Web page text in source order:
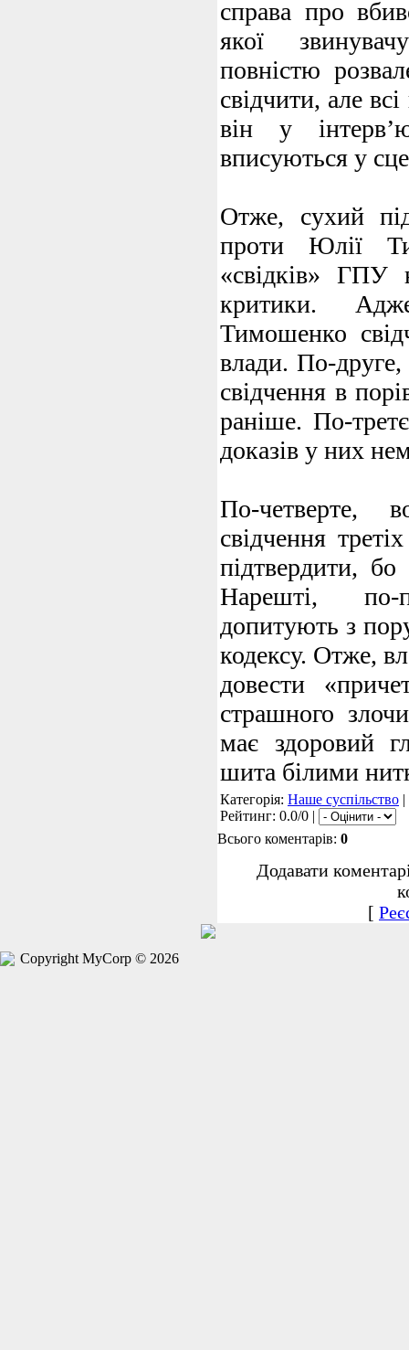
справа про
якої
повністю
свідчити, але
він у
вписуються у
Отже, сухий
проти Юлії
«свідків» ГПУ
критики.
Тимошенко
влади. По-друге,
свідчення в
раніше. По-
доказів у них
По-четверте,
свідчення
підтвердити,
Нарешті, по-
допитують з
кодексу. Отже,
довести
страшного
має здоровий
шита білими
Категорія: Наше суспільство
Рейтинг: 0.0/0 |
Всього коментарів: 0
Додавати
[
Copyright MyCorp © 2026